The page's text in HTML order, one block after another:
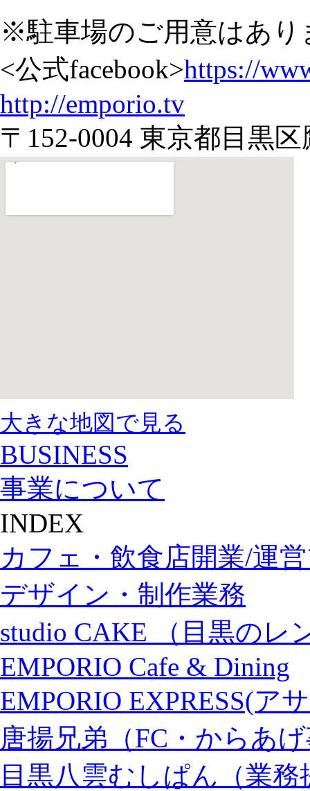
※駐車場のご用意はあり
<公式facebook>https://
http://emporio.tv
〒152-0004 東京都目黒区
大きな地図で見る
BUSINESS
事業について
INDEX
カフェ・飲食店開業/運
デザイン・制作業務
studio CAKE （目黒のレ
EMPORIO Cafe & Dining
EMPORIO EXPRESS(ア
唐揚兄弟（FC・からあ
目黒八雲むしぱん（業務